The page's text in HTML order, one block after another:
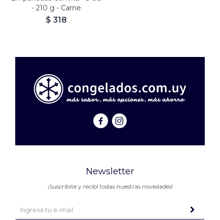
- 210 g - Carne
$ 318
 
Newsletter
¡Suscribite y recibí todas nuestras novedades!